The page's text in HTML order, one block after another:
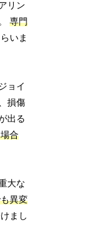
リン
専門
いま
ョイ
損傷
出る
合
大な
異変
まし